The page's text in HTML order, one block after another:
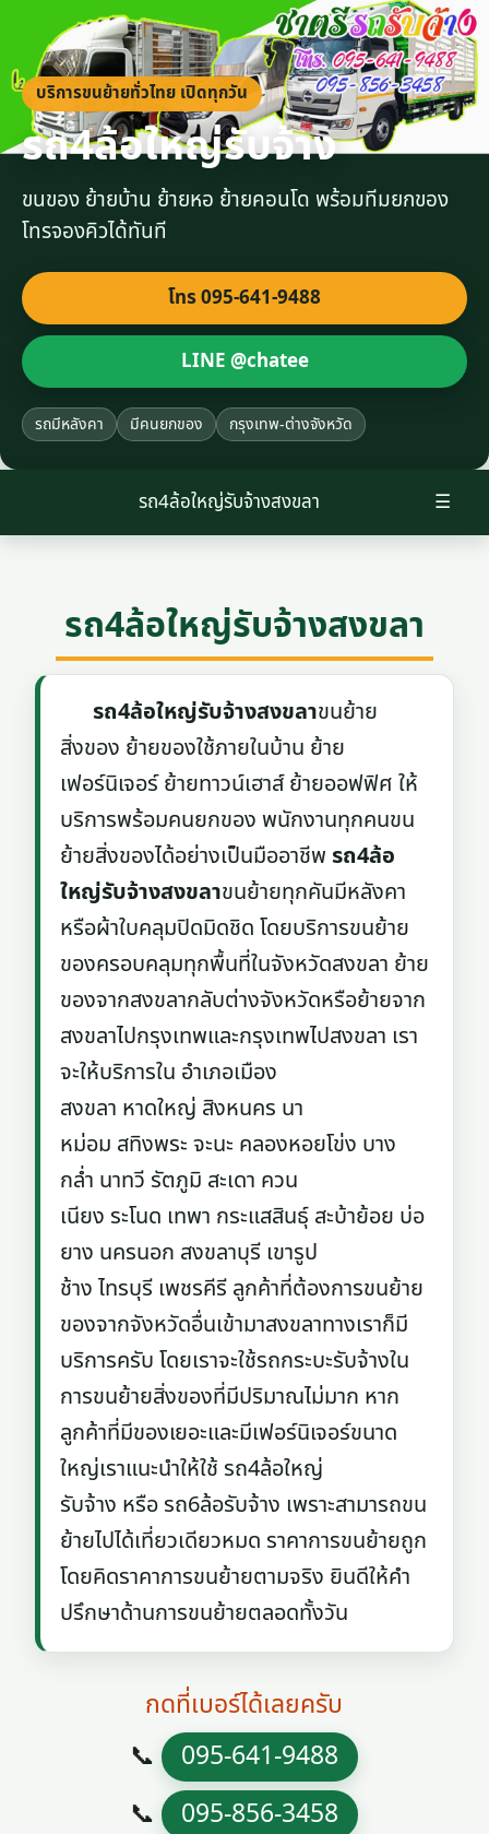
บริการขนย้ายทั่วไทย เปิดทุกวัน
รถ4ล้อใหญ่รับจ้าง
ขนของ ย้ายบ้าน ย้ายหอ ย้ายคอนโด พร้อมทีมยกของ
โทรจองคิวได้ทันที
โทร 095-641-9488
LINE @chatee
รถมีหลังคา มีคนยกของ กรุงเทพ-ต่างจังหวัด
☰
รถ4ล้อใหญ่รับจ้างสงขลา
รถ4ล้อใหญ่รับจ้างสงขลา
รถ4ล้อใหญ่รับจ้างสงขลาขนย้าย
สิ่งของ ย้ายของใช้ภายในบ้าน ย้าย
เฟอร์นิเจอร์ ย้ายทาวน์เฮาส์ ย้ายออฟฟิศ ให้
บริการพร้อมคนยกของ พนักงานทุกคนขน
ย้ายสิ่งของได้อย่างเป็นมืออาชีพรถ4ล้อ
ใหญ่รับจ้างสงขลาขนย้ายทุกคันมีหลังคา
หรือผ้าใบคลุมปิดมิดชิด โดยบริการขนย้าย
ของครอบคลุมทุกพื้นที่ในจังหวัดสงขลา ย้าย
ของจากสงขลากลับต่างจังหวัดหรือย้ายจาก
สงขลาไปกรุงเทพและกรุงเทพไปสงขลา เรา
จะให้บริการใน อำเภอเมือง
สงขลา หาดใหญ่ สิงหนคร นา
หม่อม สทิงพระ จะนะ คลองหอยโข่ง บาง
กล่ำ นาทวี รัตภูมิ สะเดา ควน
เนียง ระโนด เทพา กระแสสินธุ์ สะบ้าย้อย บ่อ
ยาง นครนอก สงขลาบุรี เขารูป
ช้าง ไทรบุรี เพชรคีรี ลูกค้าที่ต้องการขนย้าย
ของจากจังหวัดอื่นเข้ามาสงขลาทางเราก็มี
บริการครับ โดยเราจะใช้รถกระบะรับจ้างใน
การขนย้ายสิ่งของที่มีปริมาณไม่มาก หาก
ลูกค้าที่มีของเยอะและมีเฟอร์นิเจอร์ขนาด
ใหญ่เราแนะนำให้ใช้ รถ4ล้อใหญ่
รับจ้าง หรือ รถ6ล้อรับจ้าง เพราะสามารถขน
ย้ายไปได้เที่ยวเดียวหมด ราคาการขนย้ายถูก
โดยคิดราคาการขนย้ายตามจริง ยินดีให้คำ
ปรึกษาด้านการขนย้ายตลอดทั้งวัน
กดที่เบอร์ได้เลยครับ
📞 095-641-9488
📞 095-856-3458